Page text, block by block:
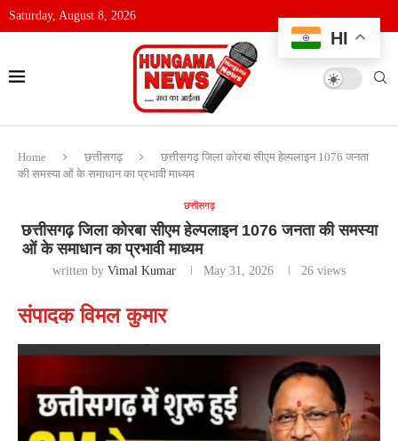
Saturday, August 8, 2026
Home छत्तीसगढ़
छत्तीसगढ़ जिला कोरबा सीएम हेल्पलाइन 1076 जनता
की समस्या ओं के समाधान का प्रभावी माध्यम
छत्तीसगढ़
छत्तीसगढ़ जिला कोरबा सीएम हेल्पलाइन 1076 जनता की समस्या
ओं के समाधान का प्रभावी माध्यम
written by Vimal Kumar May 31, 2026 26 views
संपादक विमल कुमार
HI